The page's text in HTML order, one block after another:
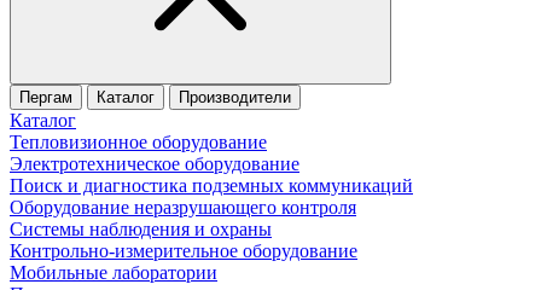
Пергам Каталог Производители
Каталог
Тепловизионное оборудование
Электротехническое оборудование
Поиск и диагностика подземных коммуникаций
Оборудование неразрушающего контроля
Системы наблюдения и охраны
Контрольно-измерительное оборудование
Мобильные лаборатории